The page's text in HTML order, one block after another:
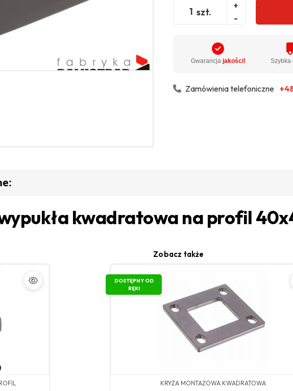
szt.
+
-
Gwarancja jakości! Szybka
Zamówienia telefoniczne
kwadratowa na profil
Zobacz także
DOSTĘPNY OD
RĘKI
KRYZA MONTAŻOWA KWADRATOWA